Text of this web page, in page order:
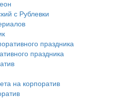
с Рублевки
праздника
праздника
на корпоратив